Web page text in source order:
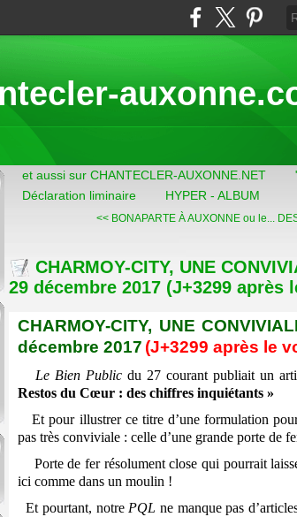
et aussi sur CHANTECLER-AUXONNE.NET
Déclaration liminaire
HYPER - ALBUM
<< BONAPARTE À AUXONNE ou le...
CHARMOY-CITY, UNE
29 décembre 2017 (J+3299
CHARMOY-CITY, UNE
décembre 2017 (J+3299 après le
Le Bien Publicdu 27 courant publiait un
Restos du Cœur : des chiffres inquiétants »
Et pour illustrer ce titre d’une formulation
pas très conviviale : celle d’une grande porte de
Porte de fer résolument close qui pourrait
ici comme dans un moulin !
Et pourtant, notre PQL ne manque pas